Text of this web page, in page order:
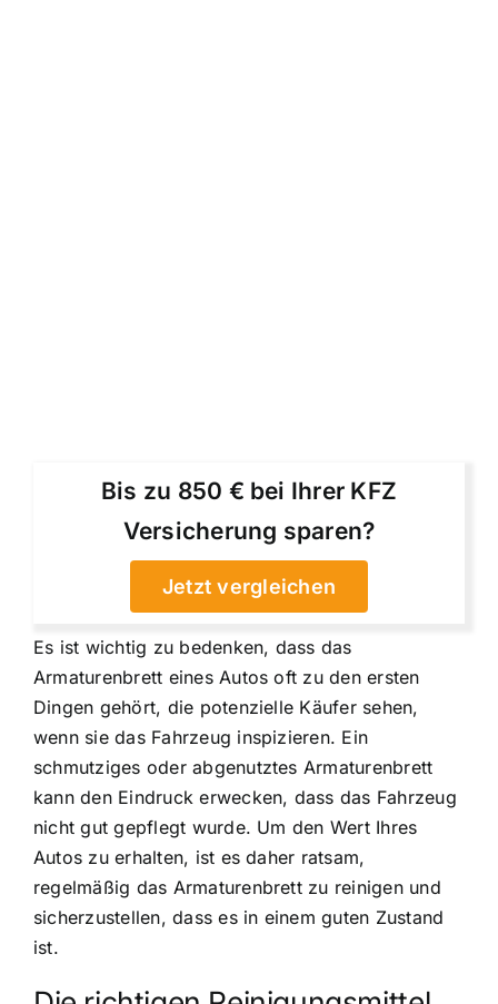
Bis zu 850 € bei Ihrer KFZ
Versicherung sparen?
Jetzt vergleichen
Es ist wichtig zu bedenken, dass das
Armaturenbrett eines Autos oft zu den ersten
Dingen gehört, die potenzielle Käufer sehen,
wenn sie das Fahrzeug inspizieren. Ein
schmutziges oder abgenutztes Armaturenbrett
kann den Eindruck erwecken, dass das Fahrzeug
nicht gut gepflegt wurde. Um den Wert Ihres
Autos zu erhalten, ist es daher ratsam,
regelmäßig das Armaturenbrett zu reinigen und
sicherzustellen, dass es in einem guten Zustand
ist.